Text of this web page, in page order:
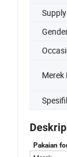
Merek
Pakaian